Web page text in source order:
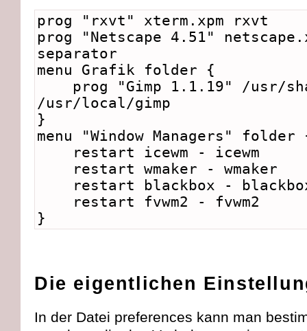
prog "rxvt" xterm.xpm rxvt
prog "Netscape 4.51"
separator
menu Grafik folder {
prog "Gimp 1.1.19" /usr/
/usr/local/gimp
}
menu "Window Managers" folder
restart icewm - icewm
restart wmaker - wmaker
restart blackbox -
restart fvwm2 - fvwm2
}
Die eigentlichen
In der Datei preferences kann man